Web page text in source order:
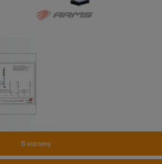
В корзину